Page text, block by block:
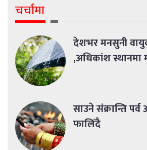
चर्चामा
देशभर मनसुनी
,अधिकांश स्थानमा
साउने संक्रान्ति
फालिँदै